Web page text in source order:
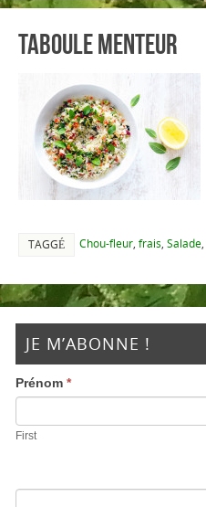
Taboule menteur
TAGGÉ Chou-fleur, frais, Salade,
JE M’ABONNE !
Prénom*
First